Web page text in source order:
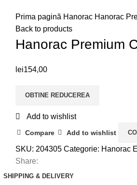
Prima pagină Hanorac Hanorac
Back to products
Hanorac Premium
lei154,00
OBTINE REDUCEREA
Add to wishlist
Compare Add to wishlist
SKU: 204305 Categorie: Hanorac
Share:
SHIPPING & DELIVERY